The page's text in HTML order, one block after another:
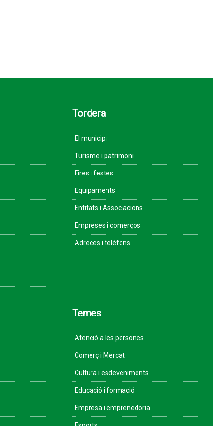
Tordera
El municipi
Turisme i patrimoni
Fires i festes
Equipaments
Entitats i Associacions
Empreses i comerços
Adreces i telèfons
Temes
Atenció a les persones
Comerç i Mercat
Cultura i esdeveniments
Educació i formació
Empresa i emprenedoria